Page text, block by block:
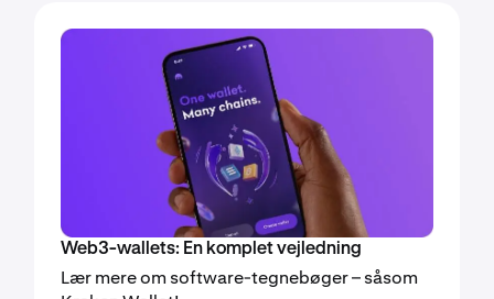
Web3-wallets: En komplet vejledning
Lær mere om software-tegnebøger – såsom